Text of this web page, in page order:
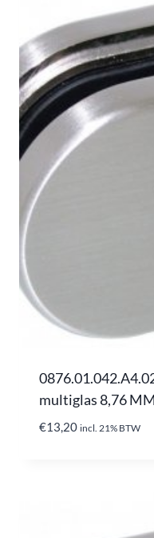
multiglas 8,76
€13,20 incl. 21% BTW